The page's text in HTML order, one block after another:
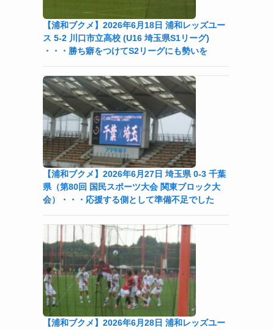
【浦和ブクメ】2026年6月18日 浦和レッズユー
ス 5-2 川口市立高校 (U16 埼玉県S1リーグ)
・・・勝ち癖をつけてS2リーグにも勢いを
【浦和ブクメ】2026年6月27日 埼玉県 0-3 千葉
県（第80回 国民スポーツ大会 関東ブロック大
会）・・・応援する側として準備不足でした
【浦和ブクメ】2026年6月28日 浦和レッズユー